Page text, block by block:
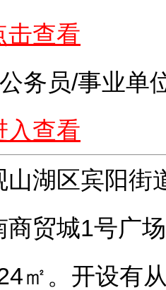
击查看
公务员/事业单
入查看
山湖区宾阳街
商贸城1号广
㎡。开设有